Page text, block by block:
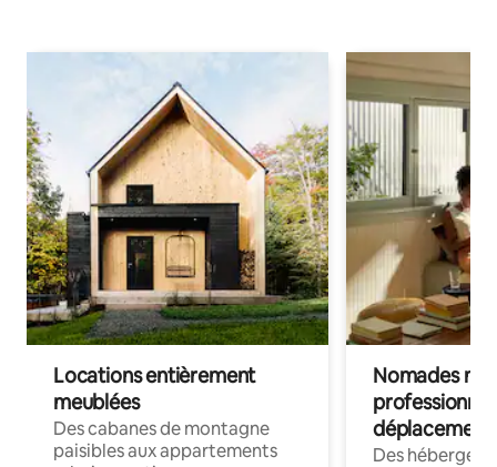
Locations entièrement
meublées
Des cabanes de montagne
paisibles aux appartements
Nomades
déplacement
Des